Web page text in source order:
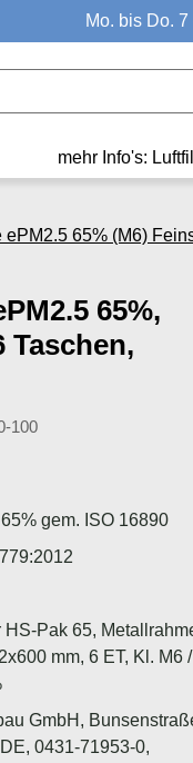
Mo. bis Do.
mehr Info's:
65% (M6)
65%,
Taschen,
100
gem. ISO 16890
HS-Pak 65,
mm, 6 ET, Kl. M6
GmbH,
0431-71953-0,